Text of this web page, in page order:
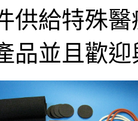
供給特殊
品並且歡